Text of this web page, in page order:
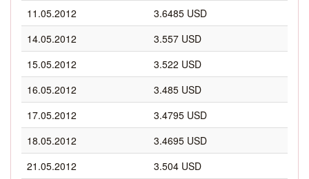
11.05.2012
3.6485 USD
14.05.2012
3.557 USD
15.05.2012
3.522 USD
16.05.2012
3.485 USD
17.05.2012
3.4795 USD
18.05.2012
3.4695 USD
21.05.2012
3.504 USD